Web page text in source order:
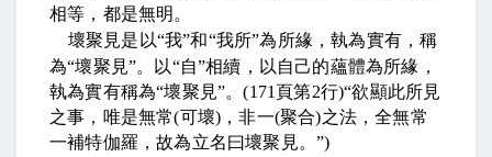
相等，都是無明。
壞聚見是以“我”和“我所”為所緣，執為實有，稱
為“壞聚見”。以“自”相續，以自己的蘊體為所緣，
執為實有稱為“壞聚見”。(171 頁第2行)“欲顯此所見
之事，唯是無常(可壞) ，非一(聚合)之法，全無常
一補特伽羅，故為立名曰壞聚見。 ”)